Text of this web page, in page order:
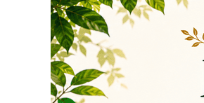
Сроки проведения
акции: с 29.10
04.11.2025
!!!
на сайте и на
площадке
БЕЗ учёта